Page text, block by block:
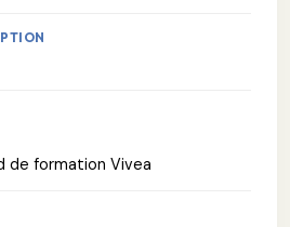
de formation Vivea